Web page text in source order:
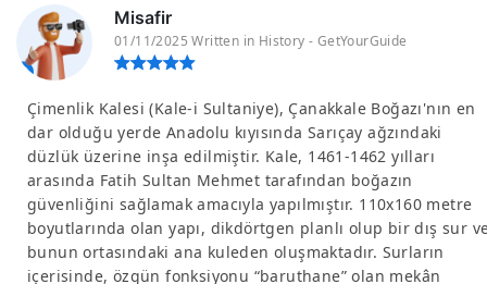
Misafir
01/11/2025 Written in History - GetYourGuide
Çimenlik Kalesi (Kale-i Sultaniye), Çanakkale Boğazı'nın en
dar olduğu yerde Anadolu kıyısında Sarıçay ağzındaki
düzlük üzerine inşa edilmiştir. Kale, 1461-1462 yılları
arasında Fatih Sultan Mehmet tarafından boğazın
güvenliğini sağlamak amacıyla yapılmıştır. 110x160 metre
boyutlarında olan yapı, dikdörtgen planlı olup bir dış sur
bunun ortasındaki ana kuleden oluşmaktadır. Surların
içerisinde, özgün fonksiyonu “baruthane” olan mekân